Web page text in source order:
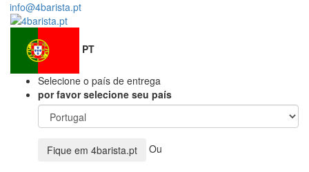
info@4barista.pt
PT
Selecione o país de entrega
por favor selecione seu país
Fique em 4barista.pt Ou